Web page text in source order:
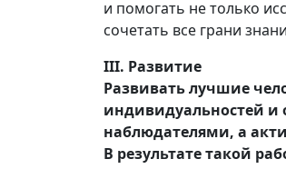
и помогать не только
сочетать все грани
III. Развитие
Развивать лучшие
индивидуальностей и
наблюдателями, а
В результате такой